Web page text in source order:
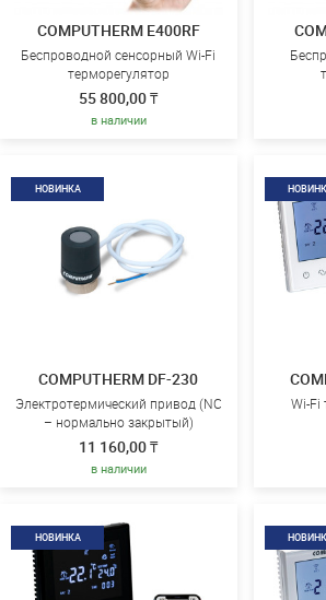
COMPUTHERM E400RF
Беспроводной сенсорный Wi-Fi
терморегулятор
55 800,00 ₸
в наличии
НОВИНКА
COMPUTHERM DF-230
Электротермический привод (NC
– нормально закрытый)
11 160,00 ₸
в наличии
Wi-Fi
НОВИНКА